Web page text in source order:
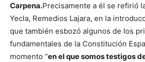
Carpena.Precisamente a él se refirió
Yecla, Remedios Lajara, en la
que también esbozó algunos de los
fundamentales de la Constitución
momento “en el que somos testigos